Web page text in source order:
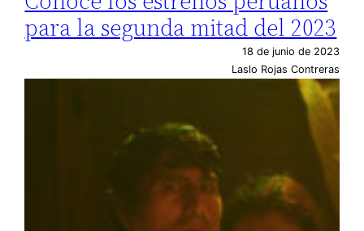
para la segunda mitad del 2023
18 de junio de 2023
Laslo Rojas Contreras